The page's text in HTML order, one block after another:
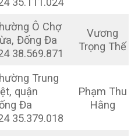
Ô Chợ
Đống Đa
38.569.871
Vương
Trọng Thế
Trung
quận
Đa
35.379.018
Phạm Thu
Hằng